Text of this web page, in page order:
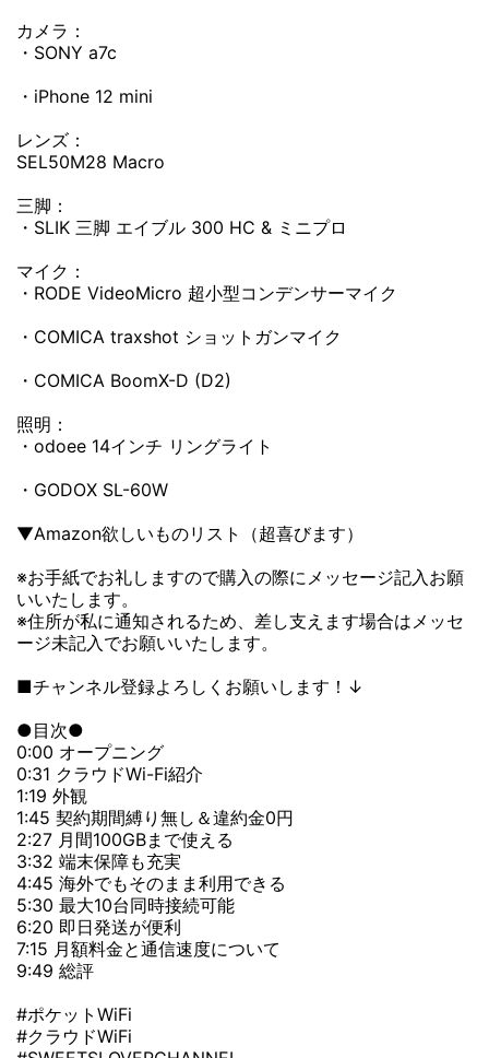
カメラ：
・SONY a7c
・iPhone 12 mini
レンズ：
SEL50M28 Macro
三脚：
・SLIK 三脚 エイブル 300 HC & ミニプロ
マイク：
・RODE VideoMicro 超小型コンデンサーマイク
・COMICA traxshot ショットガンマイク
・COMICA BoomX-D (D2)
照明：
・odoee 14インチ リングライト
・GODOX SL-60W
▼Amazon欲しいものリスト（超喜びます）
※お手紙でお礼しますので購入の際にメッセージ記入お願
いいたします。
※住所が私に通知されるため、差し支えます場合はメッセ
ージ未記入でお願いいたします。
■チャンネル登録よろしくお願いします！↓
●目次●
0:00 オープニング
0:31 クラウドWi-Fi紹介
1:19 外観
1:45 契約期間縛り無し＆違約金0円
2:27 月間100GBまで使える
3:32 端末保障も充実
4:45 海外でもそのまま利用できる
5:30 最大10台同時接続可能
6:20 即日発送が便利
7:15 月額料金と通信速度について
9:49 総評
#ポケットWiFi
#クラウドWiFi